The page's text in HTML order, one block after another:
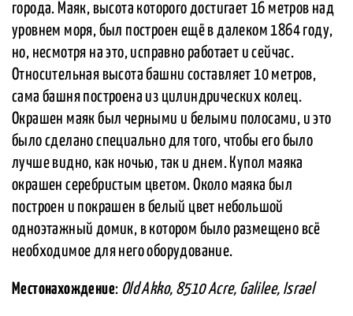
города. Маяк, высота которого достигает 16 метров над
уровнем моря, был построен ещё в далеком 1864 году,
но, несмотря на это, исправно работает и сейчас.
Относительная высота башни составляет 10 метров,
сама башня построена из цилиндрических колец.
Окрашен маяк был черными и белыми полосами, и это
было сделано специально для того, чтобы его было
лучше видно, как ночью, так и днем. Купол маяка
окрашен серебристым цветом. Около маяка был
построен и покрашен в белый цвет небольшой
одноэтажный домик, в котором было размещено всё
необходимое для него оборудование.
Местонахождение: Old Akko, 8510 Acre, Galilee, Israel